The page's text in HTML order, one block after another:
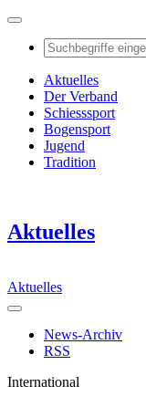
Aktuelles
Der Verband
Schiesssport
Bogensport
Jugend
Tradition
Aktuelles
Aktuelles
News-Archiv
RSS
International